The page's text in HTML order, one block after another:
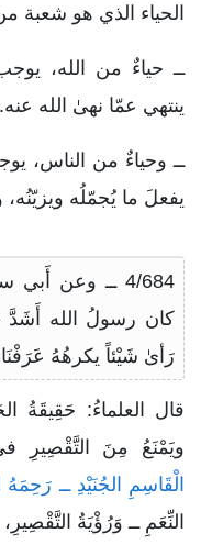
الحياء الذي هو شعبة
ــ حياءٌ من الله،
ينتهي عمّا نهىٰ الله عنه.
ــ وحياءٌ من الناس،
يفعلَ ما يُجمّلُه
4/684 ــ وعن
كان رسولُ الله أَشَدَّ
رَأىٰ شَيْئاً يكرهُهُ
قال العلماءُ: حَقِيقَةُ
ويَمْنَعُ مِنَ
الْقَاسِمِ الجُنَيْدِ ــ رَحِمَهُ
النِّعَمِ ــ وَرُؤْيَةُ